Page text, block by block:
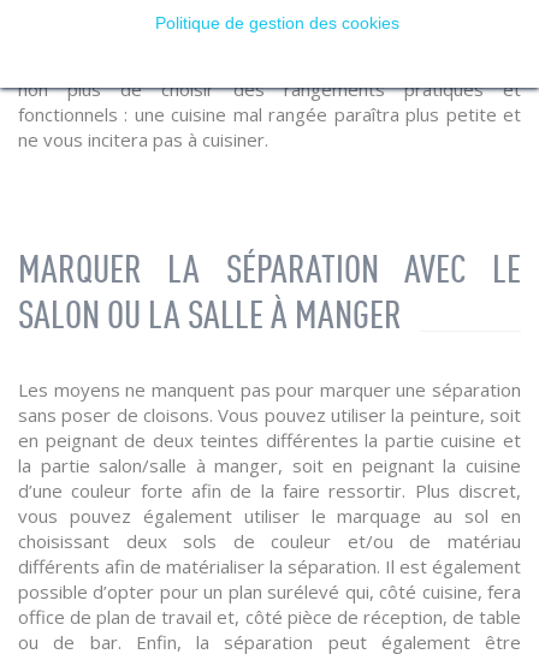
faut ainsi veiller au fameux triangle d’activités : le coin
cuisson, l'évier et le réfrigérateur doivent être à distance
non plus de choisir des rangements pratiques et
fonctionnels : une cuisine mal rangée paraîtra plus petite et
ne vous incitera pas à cuisiner.
MARQUER LA SÉPARATION AVEC LE
SALON OU LA SALLE À MANGER
Les moyens ne manquent pas pour marquer une séparation
sans poser de cloisons. Vous pouvez utiliser la peinture, soit
en peignant de deux teintes différentes la partie cuisine et
la partie salon/salle à manger, soit en peignant la cuisine
d’une couleur forte afin de la faire ressortir. Plus discret,
vous pouvez également utiliser le marquage au sol en
choisissant deux sols de couleur et/ou de matériau
différents afin de matérialiser la séparation. Il est également
possible d’opter pour un plan surélevé qui, côté cuisine, fera
office de plan de travail et, côté pièce de réception, de table
ou de bar. Enfin, la séparation peut également être
Politique de gestion des cookies